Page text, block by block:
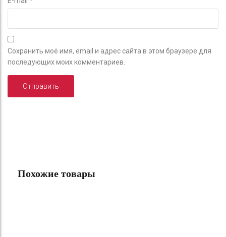
Сохранить моё имя, email и адрес сайта в этом браузере для
последующих моих комментариев.
Похожие товары